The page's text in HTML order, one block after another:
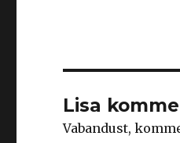
Lisa
Vabandust,